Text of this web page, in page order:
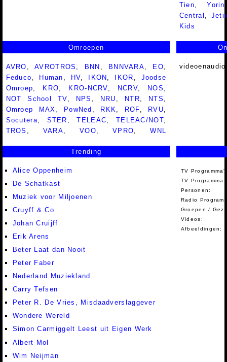
Tien,Yorin
Central ,
Kids
Omroepen
AVRO ,AVROTROS BNN BNNVARA EO
Feduco
Human HV IKON IKOR
Joodse
Omroep
KRO KRO-NCRV NCRV NOS
NOT School TV
NPS NRU NTR NTS
Omroep MAX
PowNed RKK ROF RVU
Socutera
STER ,TELEAC TELEAC/NOT
TROS
VARA ,VOO ,VPRO ,WNL
Trending
Alice Oppenheim
De Schatkast
Muziek voor Miljoenen
Cruyff & Co
Johan Cruijff
Erik Arens
Beter Laat dan Nooit
Peter Faber
Nederland Muziekland
Carry Tefsen
Peter R. De Vries, Misdaadverslaggever
Wondere Wereld
Simon Carmiggelt Leest uit Eigen Werk
Albert Mol
Wim Neijman
TV
TV Programma
Personen:
Radio
Groepen /
Videos:
Afbeeldingen: